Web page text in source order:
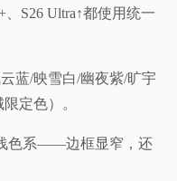
、S26 Ultra↑都使用统一
蓝/映雪白/幽夜紫/旷宇
定色）。
色系——边框显窄，还